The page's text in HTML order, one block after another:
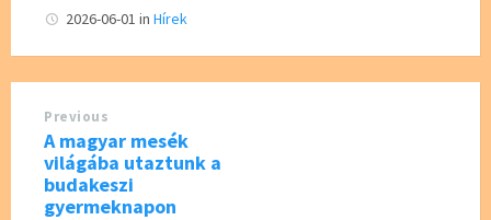
b
o
o
k
tt
er
2026-06-01 in Hírek
Previous
A magyar mesék
világába utaztunk a
budakeszi
gyermeknapon